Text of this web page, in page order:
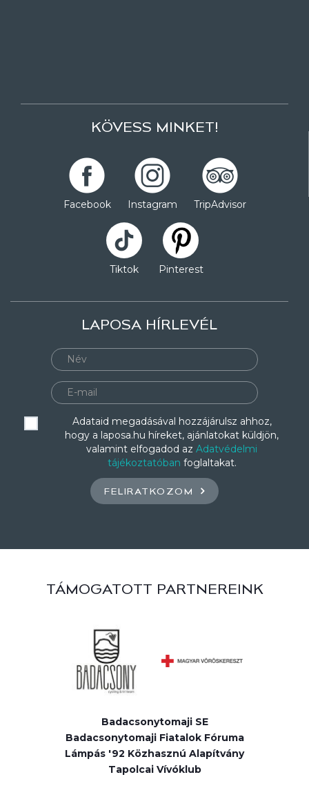
KÖVESS MINKET!
Facebook Instagram TripAdvisor
Tiktok Pinterest
LAPOSA HÍRLEVÉL
Adataid megadásával hozzájárulsz ahhoz,
hogy a laposa.hu híreket, ajánlatokat küldjön,
valamint elfogadod az Adatvédelmi
tájékoztatóban foglaltakat.
FELIRATKOZOM
TÁMOGATOTT PARTNEREINK
Badacsonytomaji SE
Badacsonytomaji Fiatalok Fóruma
Lámpás '92 Közhasznú Alapítvány
Tapolcai Vívóklub